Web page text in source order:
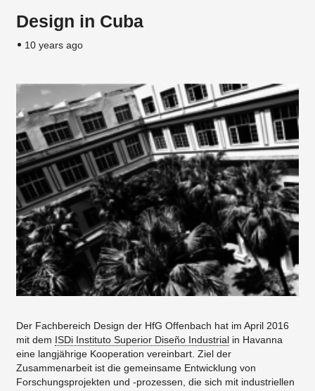
Design in Cuba
10 years ago
Der Fachbereich Design der HfG Offenbach hat im April 2016
mit dem ISDi Instituto Superior Diseño Industrial in Havanna
eine langjährige Kooperation vereinbart. Ziel der
Zusammenarbeit ist die gemeinsame Entwicklung von
Forschungsprojekten und -prozessen, die sich mit industriellen